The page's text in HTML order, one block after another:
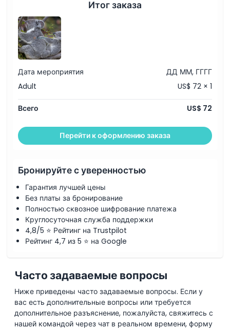
Итог заказа
Дата мероприятия
ДД ММ, ГГГГ
Adult
US$ 72 × 1
Всего US$ 72
Перейти к оформлению заказа
Бронируйте с уверенностью
Гарантия лучшей цены
Без платы за бронирование
Полностью сквозное шифрование платежа
Круглосуточная служба поддержки
4,8/5 ⭐ Рейтинг на Trustpilot
Рейтинг 4,7 из 5 ⭐ на Google
Часто задаваемые вопросы
Ниже приведены часто задаваемые вопросы. Если у
вас есть дополнительные вопросы или требуется
дополнительное разъяснение, пожалуйста, свяжитесь с
нашей командой через чат в реальном времени, форму